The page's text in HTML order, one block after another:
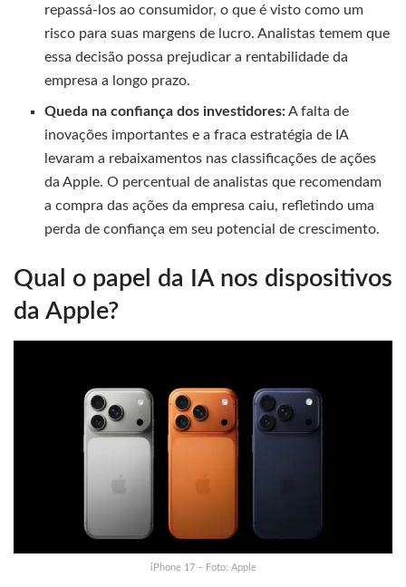
repassá-los ao consumidor, o que é visto como um
risco para suas margens de lucro. Analistas temem que
essa decisão possa prejudicar a rentabilidade da
empresa a longo prazo.
Queda na confiança dos investidores:A falta de
inovações importantes e a fraca estratégia de IA
levaram a rebaixamentos nas classificações de ações
da Apple. O percentual de analistas que recomendam
a compra das ações da empresa caiu, refletindo uma
perda de confiança em seu potencial de crescimento.
Qual o papel da IA nos dispositivos
da Apple?
iPhone 17 – Foto: Apple